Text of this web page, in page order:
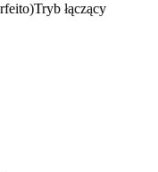
Tryb łączący